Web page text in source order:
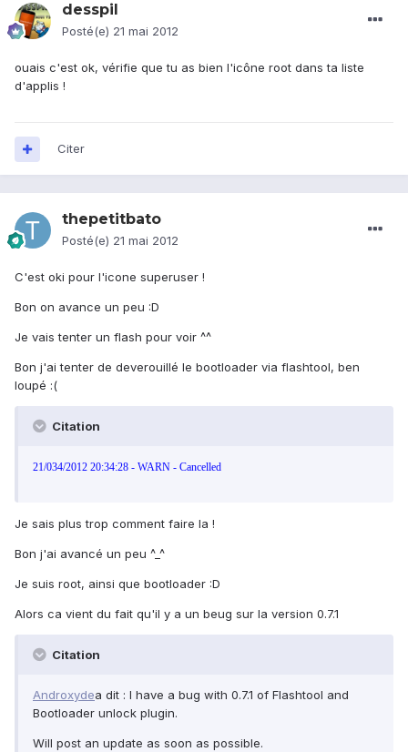
desspil
Posté(e) 21 mai 2012
ouais c'est ok, vérifie que tu as bien l'icône root dans ta liste
d'applis !
Citer
thepetitbato
Posté(e) 21 mai 2012
C'est oki pour l'icone superuser !
Bon on avance un peu :D
Je vais tenter un flash pour voir ^^
Bon j'ai tenter de deverouillé le bootloader via flashtool, ben
loupé :(
Citation
21/034/2012 20:34:28 - WARN - Cancelled
Je sais plus trop comment faire la !
Bon j'ai avancé un peu ^_^
Je suis root, ainsi que bootloader :D
Alors ca vient du fait qu'il y a un beug sur la version 0.7.1
Citation
Androxydea dit : I have a bug with 0.7.1 of Flashtool and
Bootloader unlock plugin.
Will post an update as soon as possible.